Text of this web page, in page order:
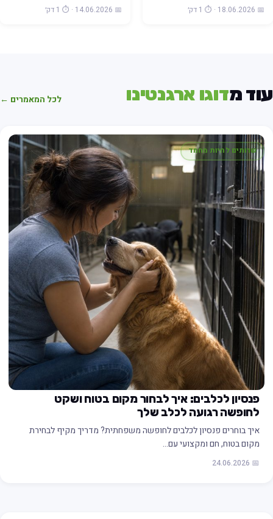
📅 18.06.2026 · ⏱️ 1 דק׳ 📅 14.06.2026 · ⏱️ 1 דק׳
מדוגו ארגנטינו לכל המאמרים ←
שרותים לחיות מחמד
פנסיון לכלבים: איך לבחור מקום בטוח ושקט
לחופשה רגועה לכלב שלך
איך בוחרים פנסיון לכלבים לחופשה משפחתית? מדריך מקיף לבחירת
מקום בטוח, חם ומקצועי עם…
📅 24.06.2026